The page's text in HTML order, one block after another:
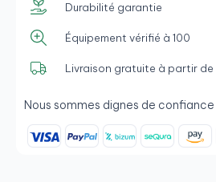
Durabilité garantie
Équipement vérifié à 100
Livraison gratuite à partir de
Nous sommes dignes de confiance